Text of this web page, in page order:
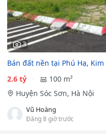
3
Bán đất nền tại Phú Hạ,
2.6 tỷ
100 m²
Huyện Sóc Sơn, Hà Nội
Vũ Hoàng
Đăng 8 giờ trước